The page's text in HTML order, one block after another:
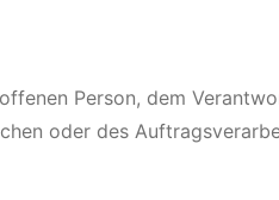
Person, dem
oder des